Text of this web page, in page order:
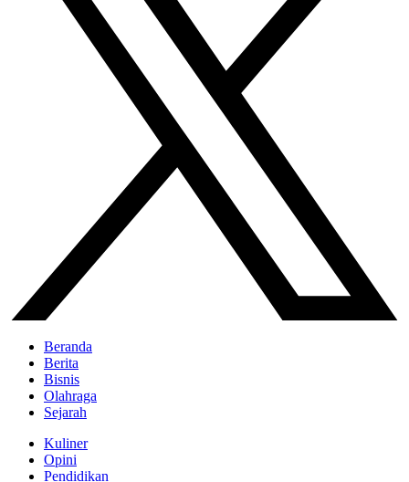
Beranda
Berita
Bisnis
Olahraga
Sejarah
Kuliner
Opini
Pendidikan